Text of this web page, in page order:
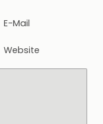
E-Mail
Website